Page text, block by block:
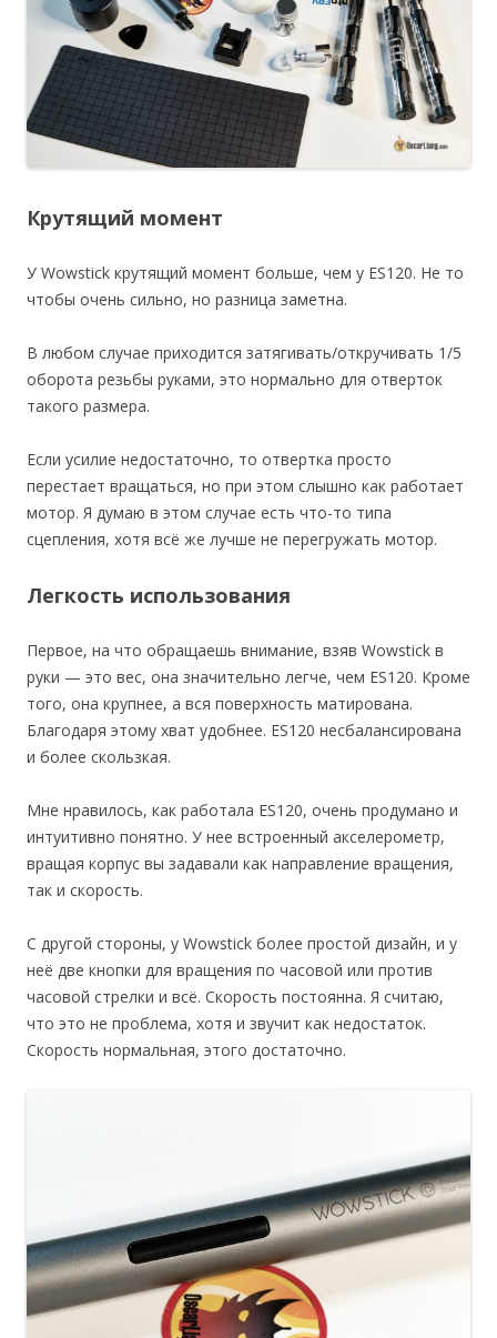
Крутящий момент
У Wowstick крутящий момент больше, чем у ES120. Не то
чтобы очень сильно, но разница заметна.
В любом случае приходится затягивать/откручивать 1/5
оборота резьбы руками, это нормально для отверток
такого размера.
Если усилие недостаточно, то отвертка просто
перестает вращаться, но при этом слышно как работает
мотор. Я думаю в этом случае есть что-то типа
сцепления, хотя всё же лучше не перегружать мотор.
Легкость использования
Первое, на что обращаешь внимание, взяв Wowstick в
руки — это вес, она значительно легче, чем ES120. Кроме
того, она крупнее, а вся поверхность матирована.
Благодаря этому хват удобнее. ES120 несбалансирована
и более скользкая.
Мне нравилось, как работала ES120, очень продумано и
интуитивно понятно. У нее встроенный акселерометр,
вращая корпус вы задавали как направление вращения,
так и скорость.
С другой стороны, у Wowstick более простой дизайн, и у
неё две кнопки для вращения по часовой или против
часовой стрелки и всё. Скорость постоянна. Я считаю,
что это не проблема, хотя и звучит как недостаток.
Скорость нормальная, этого достаточно.